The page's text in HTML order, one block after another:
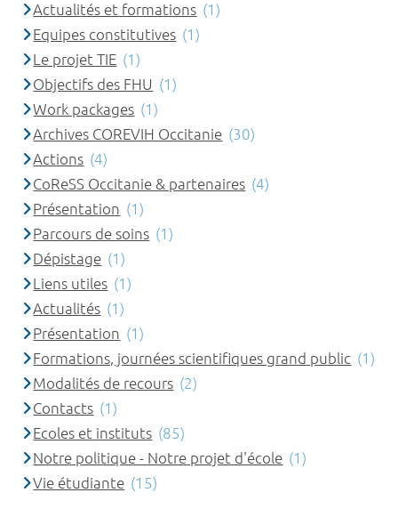
Actualités et formations (1)
Equipes constitutives (1)
Le projet TIE (1)
Objectifs des FHU (1)
Work packages (1)
Archives COREVIH Occitanie (30)
Actions (4)
CoReSS Occitanie & partenaires (4)
Présentation (1)
Parcours de soins (1)
Dépistage (1)
Liens utiles (1)
Actualités (1)
Présentation (1)
Formations, journées scientifiques grand public (1)
Modalités de recours (2)
Contacts (1)
Ecoles et instituts (85)
Notre politique - Notre projet d'école (1)
Vie étudiante (15)